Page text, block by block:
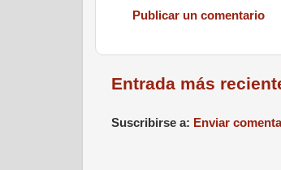
Publicar un comentario
Entrada más
Suscribirse a: Enviar